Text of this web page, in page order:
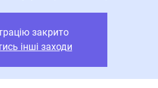
закрито
інші заходи